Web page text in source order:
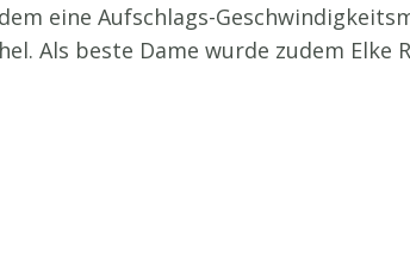
eine Aufschlags-
Als beste Dame wurde zudem Elke